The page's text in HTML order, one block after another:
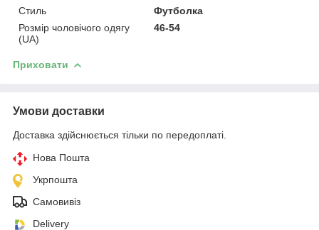
Стиль
Футболка
Розмір чоловічого одягу
(UA)
46-54
Приховати
Умови доставки
Доставка здійснюється тільки по передоплаті.
Нова Пошта
Укрпошта
Самовивіз
Delivery